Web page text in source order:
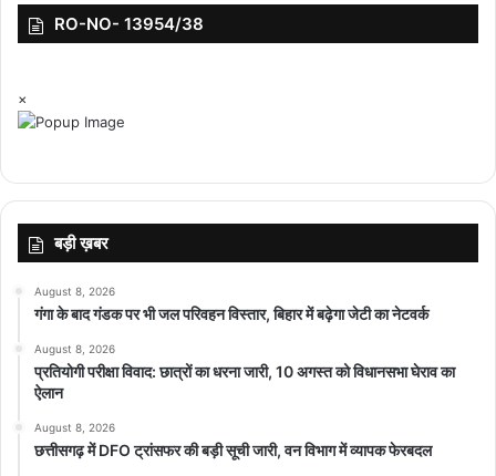
RO-NO- 13954/38
×
बड़ी ख़बर
August 8, 2026
गंगा के बाद गंडक पर भी जल परिवहन विस्तार, बिहार में बढ़ेगा जेटी का नेटवर्क
August 8, 2026
प्रतियोगी परीक्षा विवाद: छात्रों का धरना जारी, 10 अगस्त को विधानसभा घेराव का
ऐलान
August 8, 2026
छत्तीसगढ़ में DFO ट्रांसफर की बड़ी सूची जारी, वन विभाग में व्यापक फेरबदल